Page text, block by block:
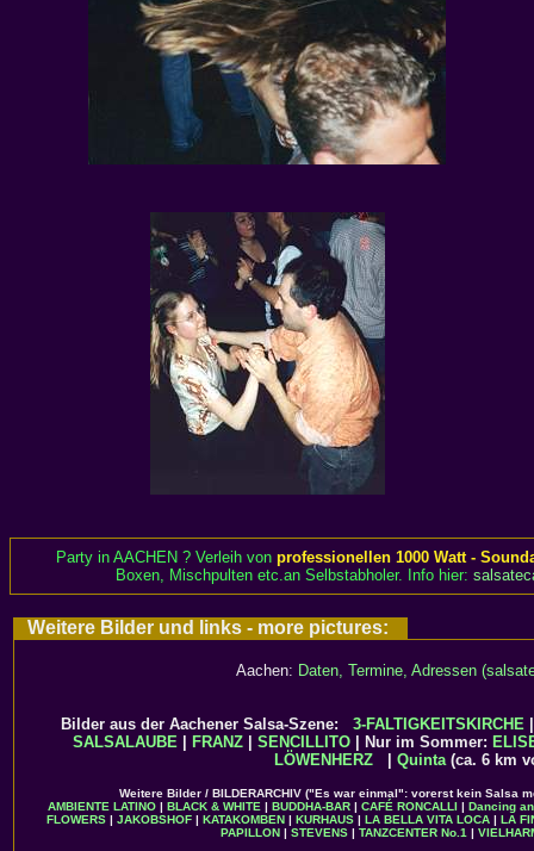
Party in AACHEN ? Verleih von professionellen 1000 Watt -
Boxen, Mischpulten etc.an Selbstabholer. Info hier:
Weitere Bilder und links - more pictures:
Aachen: Daten, Termine, Adressen
Bilder aus der Aachener Salsa-Szene: 3-FALTIGKEITSKIRCHE
SALSALAUBE
FRANZ SENCILLITO | Nur im Sommer:
LÖWENHERZ| Quinta(ca. 6 km
Weitere Bilder / BILDERARCHIV ("Es war einmal": vorerst kein Salsa
AMBIENTE LATINO | BLACK & WHITE | BUDDHA-BAR | CAFÉ RONCALLI | Dancing
FLOWERS| JAKOBSHOF| KATAKOMBEN| KURHAUS| LA BELLA VITA LOCA| LA
PAPILLON | STEVENS | TANZCENTER No.1 |